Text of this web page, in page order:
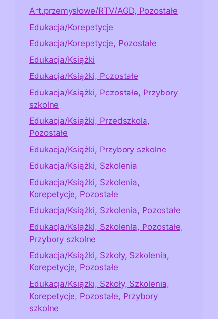
Art.przemysłowe/RTV/AGD, Pozostałe
Edukacja/Korepetycje
Edukacja/Korepetycje, Pozostałe
Edukacja/Książki
Edukacja/Książki, Pozostałe
Edukacja/Książki, Pozostałe, Przybory
szkolne
Edukacja/Książki, Przedszkola,
Pozostałe
Edukacja/Książki, Przybory szkolne
Edukacja/Książki, Szkolenia
Edukacja/Książki, Szkolenia,
Korepetycje, Pozostałe
Edukacja/Książki, Szkolenia, Pozostałe
Edukacja/Książki, Szkolenia, Pozostałe,
Przybory szkolne
Edukacja/Książki, Szkoły, Szkolenia,
Korepetycje, Pozostałe
Edukacja/Książki, Szkoły, Szkolenia,
Korepetycje, Pozostałe, Przybory
szkolne